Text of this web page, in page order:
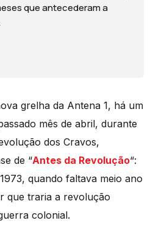
que antecederam a
grelha da Antena 1, há um
mês de abril, durante
dos Cravos,
de “Antes da Revolução“:
quando faltava meio ano
que traria a revolução
colonial.